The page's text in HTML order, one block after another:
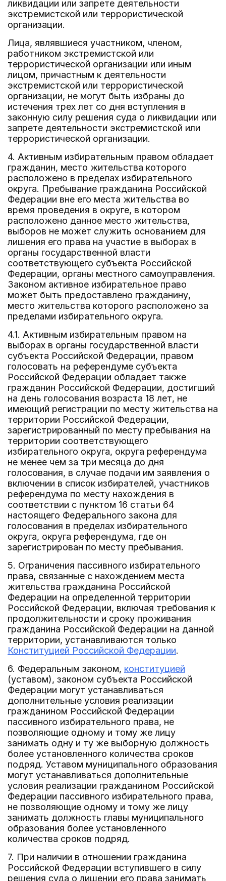
ликвидации или запрете деятельности
экстремистской или террористической
организации.
Лица, являвшиеся участником, членом,
работником экстремистской или
террористической организации или иным
лицом, причастным к деятельности
экстремистской или террористической
организации, не могут быть избраны до
истечения трех лет со дня вступления в
законную силу решения суда о ликвидации или
запрете деятельности экстремистской или
террористической организации.
4. Активным избирательным правом обладает
гражданин, место жительства которого
расположено в пределах избирательного
округа. Пребывание гражданина Российской
Федерации вне его места жительства во
время проведения в округе, в котором
расположено данное место жительства,
выборов не может служить основанием для
лишения его права на участие в выборах в
органы государственной власти
соответствующего субъекта Российской
Федерации, органы местного самоуправления.
Законом активное избирательное право
может быть предоставлено гражданину,
место жительства которого расположено за
пределами избирательного округа.
4.1. Активным избирательным правом на
выборах в органы государственной власти
субъекта Российской Федерации, правом
голосовать на референдуме субъекта
Российской Федерации обладает также
гражданин Российской Федерации, достигший
на день голосования возраста 18 лет, не
имеющий регистрации по месту жительства на
территории Российской Федерации,
зарегистрированный по месту пребывания на
территории соответствующего
избирательного округа, округа референдума
не менее чем за три месяца до дня
голосования, в случае подачи им заявления о
включении в список избирателей, участников
референдума по месту нахождения в
соответствии с пунктом 16 статьи 64
настоящего Федерального закона для
голосования в пределах избирательного
округа, округа референдума, где он
зарегистрирован по месту пребывания.
5. Ограничения пассивного избирательного
права, связанные с нахождением места
жительства гражданина Российской
Федерации на определенной территории
Российской Федерации, включая требования к
продолжительности и сроку проживания
гражданина Российской Федерации на данной
территории, устанавливаются только
Конституцией Российской Федерации.
6. Федеральным законом, конституцией
(уставом), законом субъекта Российской
Федерации могут устанавливаться
дополнительные условия реализации
гражданином Российской Федерации
пассивного избирательного права, не
позволяющие одному и тому же лицу
занимать одну и ту же выборную должность
более установленного количества сроков
подряд. Уставом муниципального образования
могут устанавливаться дополнительные
условия реализации гражданином Российской
Федерации пассивного избирательного права,
не позволяющие одному и тому же лицу
занимать должность главы муниципального
образования более установленного
количества сроков подряд.
7. При наличии в отношении гражданина
Российской Федерации вступившего в силу
решения суда о лишении его права занимать